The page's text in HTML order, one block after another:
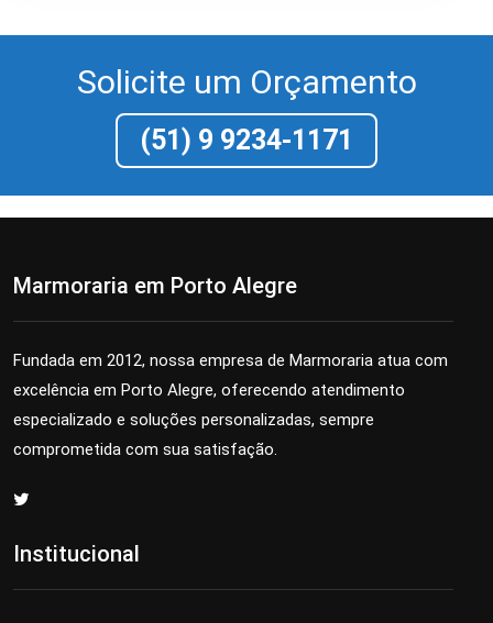
Solicite um Orçamento
(51) 9 9234-1171
Marmoraria em Porto Alegre
Fundada em 2012, nossa empresa de Marmoraria atua com
excelência em Porto Alegre, oferecendo atendimento
especializado e soluções personalizadas, sempre
comprometida com sua satisfação.
Institucional